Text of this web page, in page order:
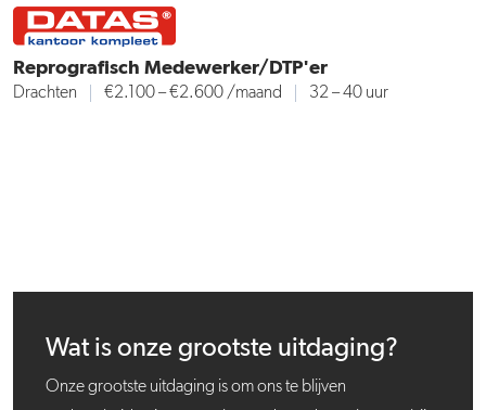
Reprografisch Medewerker/DTP'er
Drachten €2.100 – €2.600 /maand 32 – 40 uur
Wat is onze grootste uitdaging?
Onze grootste uitdaging is om ons te blijven